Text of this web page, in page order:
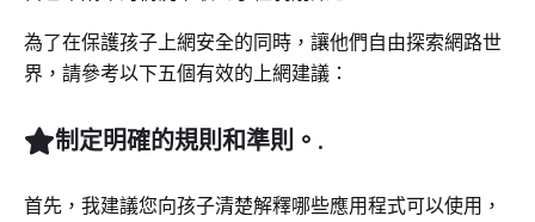
為了在保護孩子上網安全的同時，讓他們自由探索網路世
界，請參考以下五個有效的上網建議：
制定明確的規則和準則。.
首先，我建議您向孩子清楚解釋哪些應用程式可以使用，